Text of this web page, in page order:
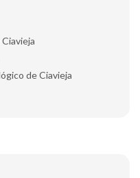
de Ciavieja